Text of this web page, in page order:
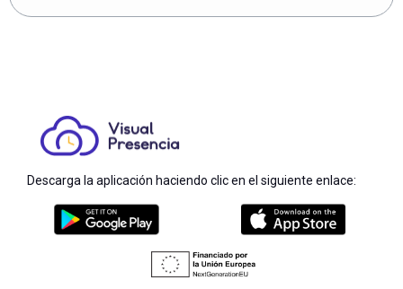
Descarga la aplicación haciendo clic en el siguiente enlace: